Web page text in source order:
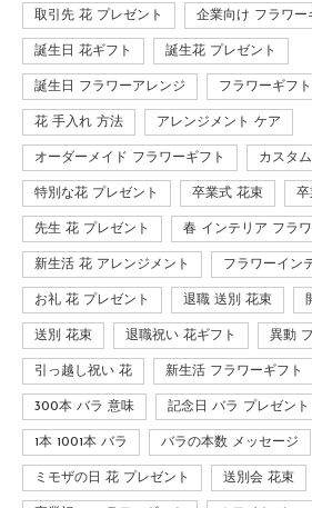
取引先 花 プレゼント 企業向け フラワー
誕生日 花ギフト 誕生花 プレゼント
誕生日 フラワーアレンジ フラワーギフ
花 手入れ 方法 アレンジメント ケア
オーダーメイド フラワーギフト カスタ
特別な花 プレゼント 卒業式 花束 卒
先生 花 プレゼント 春 インテリア フラ
新生活 花 アレンジメント フラワーイン
お礼 花 プレゼント 退職 送別 花束
送別 花束 退職祝い 花ギフト 異動
引っ越し祝い 花 新生活 フラワーギフト
300本 バラ 意味 記念日 バラ プレゼント
1本 1001本 バラ バラの本数 メッセージ
ミモザの日 花 プレゼント 送別会 花束